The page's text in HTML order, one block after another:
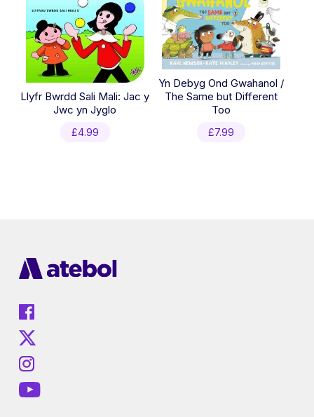
Llyfr Bwrdd Sali Mali: Jac y
Jwc yn Jyglo
£4.99
Yn Debyg Ond Gwahanol /
The Same but Different
Too
£7.99